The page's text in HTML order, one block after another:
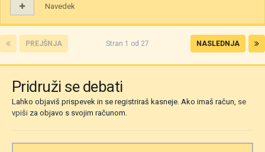
Navedek
PREJŠNJA NASLEDNJA
Stran 1 od 27
Pridruži se debati
Lahko objaviš prispevek in se registriraš kasneje. Ako imaš račun, se
vpiši za objavo s svojim računom.